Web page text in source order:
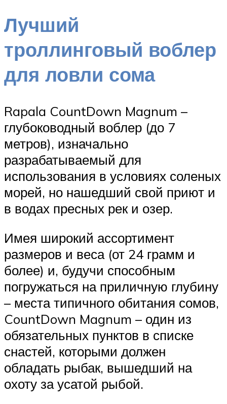
Лучший
троллинговый воблер
для ловли сома
Rapala CountDown Magnum –
глубоководный воблер (до 7
метров), изначально
разрабатываемый для
использования в условиях соленых
морей, но нашедший свой приют и
в водах пресных рек и озер.
Имея широкий ассортимент
размеров и веса (от 24 грамм и
более) и, будучи способным
погружаться на приличную глубину
– места типичного обитания сомов,
CountDown Magnum – один из
обязательных пунктов в списке
снастей, которыми должен
обладать рыбак, вышедший на
охоту за усатой рыбой.